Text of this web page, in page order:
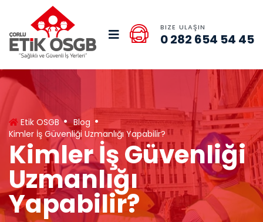
BIZE ULAŞIN
0 282 654 54 45
Etik OSGB
Blog
Kimler İş Güvenliği Uzmanlığı Yapabilir?
Kimler İş Güvenliği
Uzmanlığı
Yapabilir?